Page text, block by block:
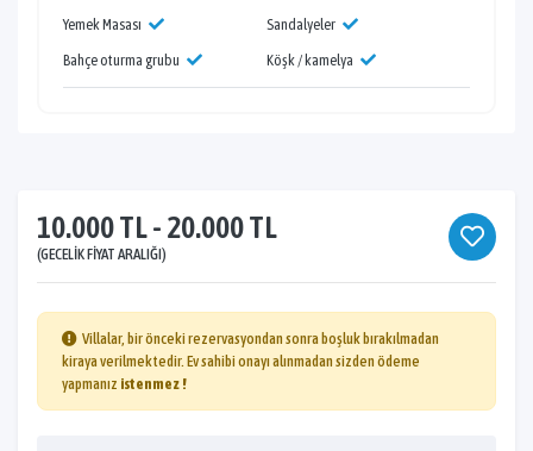
Yemek Masası
Sandalyeler
Bahçe oturma grubu
Köşk / kamelya
10.000 TL - 20.000 TL
(GECELIK FIYAT ARALIĞI)
Villalar, bir önceki rezervasyondan sonra boşluk bırakılmadan
kiraya verilmektedir. Ev sahibi onayı alınmadan sizden ödeme
yapmanız istenmez !